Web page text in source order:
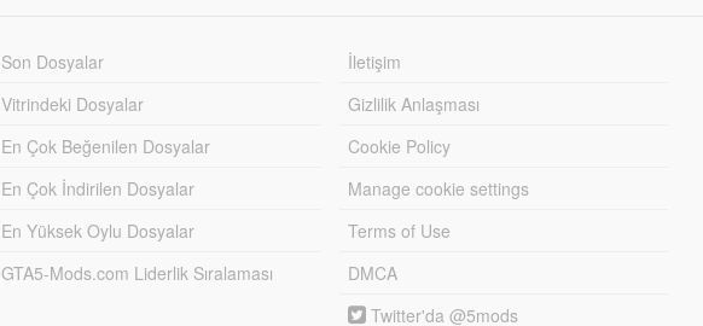
Son Dosyalar
Vitrindeki Dosyalar
En Çok Beğenilen Dosyalar
En Çok İndirilen Dosyalar
En Yüksek Oylu Dosyalar
GTA5-Mods.com Liderlik Sıralaması
İletişim
Gizlilik Anlaşması
Cookie Policy
Manage cookie settings
Terms of Use
DMCA
Twitter'da @5mods